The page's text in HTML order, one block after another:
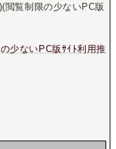
)(閲覧制限の少ないPC版
少ないPC版ｻｲﾄ利用推